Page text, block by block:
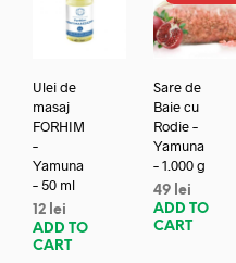
Ulei de
masaj
FORHIM
–
Yamuna
– 50 ml
12 lei
ADD TO
CART
Sare de
Baie cu
Rodie –
Yamuna
– 1.000 g
49 lei
ADD TO
CART